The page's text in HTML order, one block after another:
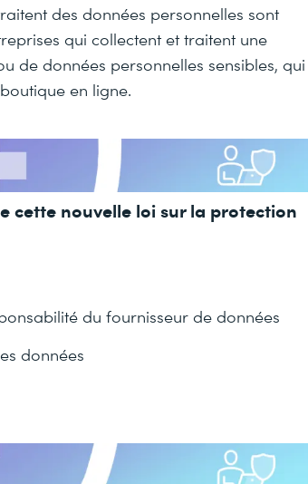
des données personnelles sont
qui collectent et traitent une
de données personnelles sensibles, qui
en ligne.
cette nouvelle loi sur la protection
du fournisseur de données
données